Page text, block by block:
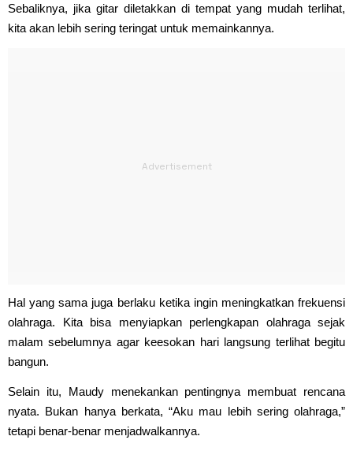
Sebaliknya, jika gitar diletakkan di tempat yang mudah terlihat,
kita akan lebih sering teringat untuk memainkannya.
Hal yang sama juga berlaku ketika ingin meningkatkan frekuensi
olahraga. Kita bisa menyiapkan perlengkapan olahraga sejak
malam sebelumnya agar keesokan hari langsung terlihat begitu
bangun.
Selain itu, Maudy menekankan pentingnya membuat rencana
nyata. Bukan hanya berkata, “Aku mau lebih sering olahraga,”
tetapi benar-benar menjadwalkannya.